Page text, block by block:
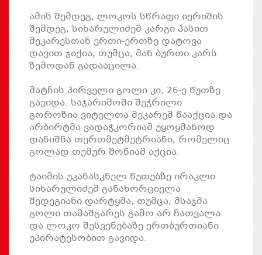
ამის შემდეგ, ლოკოს სწრაფი იერიშის
შემდეგ, სიხარულიძემ კარგი პასით
მეკარესთან ერთი-ერთზე დატოვა
დავით ჯიქია, თუმცა, მან ბურთი კარს
ზემოდან გადააცილა.
მატჩის პირველი გოლი კი, 26-ე წუთზე
გავიდა. საჯარიმოში შეჭრილი
გოროზია ვიტელთა მეკარემ წააქცია და
არბირტმა ვადაჭკორიამ უყოყმანოდ
დანიშნა თერთმეტმეტრიანი, რომელიც
გოლად თემურ შონიამ აქცია.
ტაიმის უკანასკნელ წუთებზე ირაკლი
სიხარულიძემ განახორციელა
შედეგიანი დარტყმა, თუმცა, მსაჯმა
გოლი თამაშგარეს გამო არ ჩათვალა
და ლოკო შესვენებაზე ერთბურთიანი
უპირატესობით გავიდა.